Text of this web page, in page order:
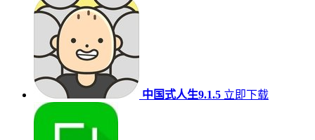
中国式人生9.1.5 立即下载